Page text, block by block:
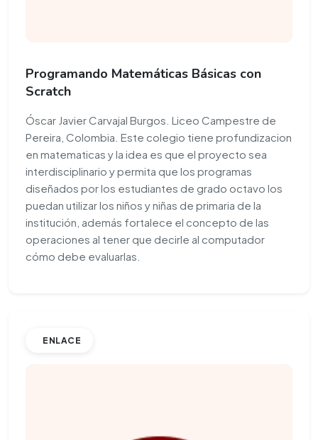
Programando Matemáticas Básicas con
Scratch
Óscar Javier Carvajal Burgos. Liceo Campestre de
Pereira, Colombia. Este colegio tiene profundizacion
en matematicas y la idea es que el proyecto sea
interdisciplinario y permita que los programas
diseñados por los estudiantes de grado octavo los
puedan utilizar los niños y niñas de primaria de la
institución, además fortalece el concepto de las
operaciones al tener que decirle al computador
cómo debe evaluarlas.
ENLACE